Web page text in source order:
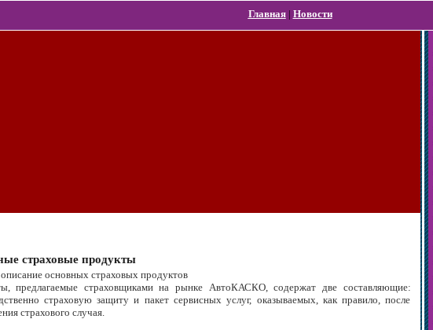
Главная| Новости
страховые продукты
основных страховых продуктов
предлагаемые страховщиками на рынке АвтоКАСКО, содержат две составляющие:
страховую защиту и пакет сервисных услуг, оказываемых, как правило, после
страхового случая.